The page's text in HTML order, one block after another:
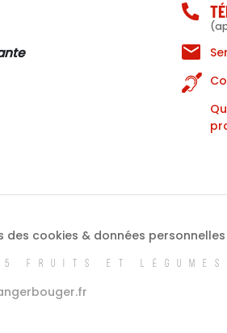
des cookies & données personnelles
5 FRUITS ET LÉGUMES